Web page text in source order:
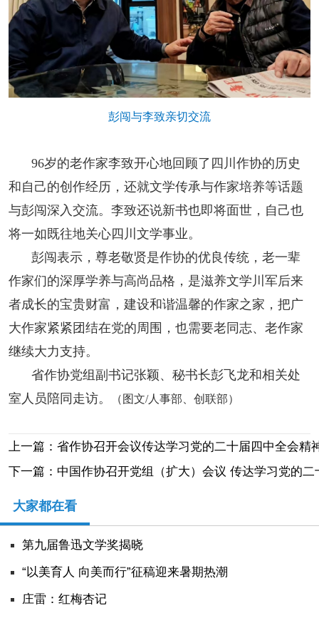
彭闯与李致亲切交流
96岁的老作家李致开心地回顾了四川作协的历史
和自己的创作经历，还就文学传承与作家培养等话题
与彭闯深入交流。李致还说新书也即将面世，自己也
将一如既往地关心四川文学事业。
彭闯表示，尊老敬贤是作协的优良传统，老一辈
作家们的深厚学养与高尚品格，是滋养文学川军后来
者成长的宝贵财富，建设和谐温馨的作家之家，把广
大作家紧紧团结在党的周围，也需要老同志、老作家
继续大力支持。
省作协党组副书记张颖、秘书长彭飞龙和相关处
室人员陪同走访。
（图文/人事部、创联部）
上一篇：省作协召开会议传达学习党的二十届四中全会精
下一篇：中国作协召开党组（扩大）会议 传达学习党的
大家都在看
第九届鲁迅文学奖揭晓
“以美育人 向美而行”征稿迎来暑期热潮
庄雷：红梅杏记